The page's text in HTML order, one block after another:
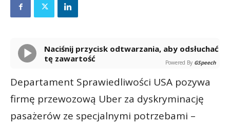
Naciśnij przycisk odtwarzania, aby odsłuchać
tę zawartość
Powered By GSpeech
Departament Sprawiedliwości USA pozywa
firmę przewozową Uber za dyskryminację
pasażerów ze specjalnymi potrzebami –